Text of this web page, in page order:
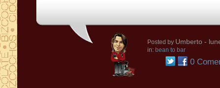
Posted by Umberto -
in: bean to bar
0